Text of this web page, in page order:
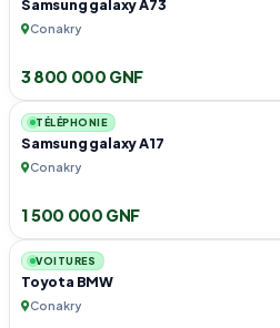
Samsung galaxy A73
Conakry
3 800 000 GNF
TÉLÉPHONIE
Samsung galaxy A17
Conakry
1 500 000 GNF
VOITURES
Toyota BMW
Conakry